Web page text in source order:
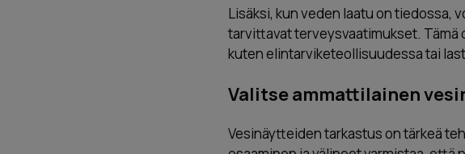
Lisäksi, kun veden laatu on tiedossa,
tarvittavat terveysvaatimukset. Tämä
kuten elintarviketeollisuudessa tai
Valitse ammattilainen
Vesinäytteiden tarkastus on tärkeä